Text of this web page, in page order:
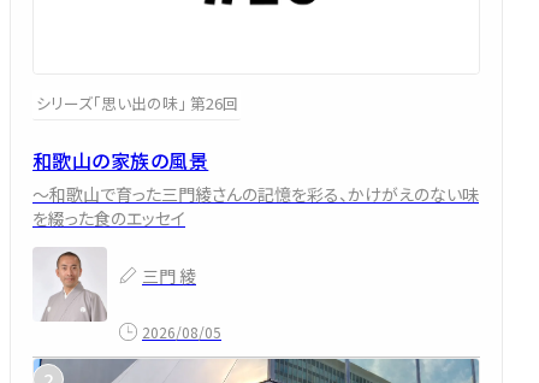
シリーズ「思い出の味」 第26回
和歌山の家族の風景
～和歌山で育った三門綾さんの記憶を彩る、かけがえのない味
を綴った食のエッセイ
三門 綾
2026/08/05